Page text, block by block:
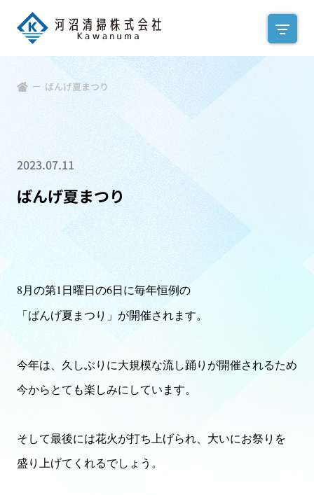
ばんげ夏まつり
2023.07.11
ばんげ夏まつり
8月の第1日曜日の6日に毎年恒例の
「ばんげ夏まつり」が開催されます。
今年は、久しぶりに大規模な流し踊りが開催されるため
今からとても楽しみにしています。
そして最後には花火が打ち上げられ、大いにお祭りを
盛り上げて くれるでしょう。